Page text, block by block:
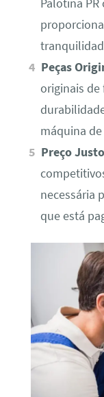
Palotina
Peças
originais de
máquina de
Preço Justo
necessária
que está